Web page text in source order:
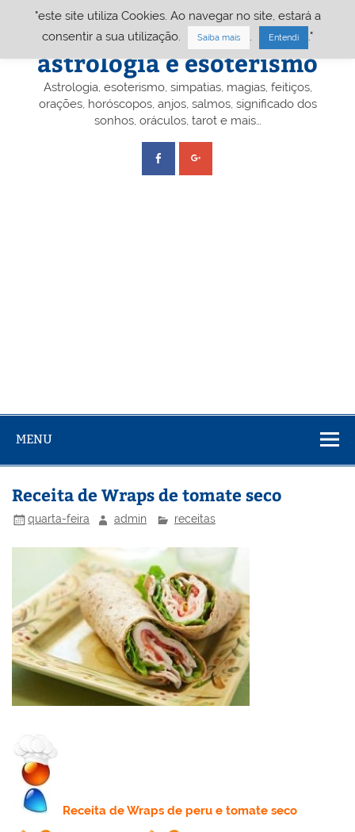
Portal A&E – Portal
astrologia e esoterismo
Astrologia, esoterismo, simpatias, magias, feitiços,
orações, horóscopos, anjos, salmos, significado dos
sonhos, oráculos, tarot e mais…
MENU
Receita de Wraps de tomate seco
quarta-feira admin receitas
Receitade Wraps de peru e tomate seco
"este site utiliza Cookies. Ao navegar no site, estará a
consentir a sua utilização.
Saiba mais Entendi ."